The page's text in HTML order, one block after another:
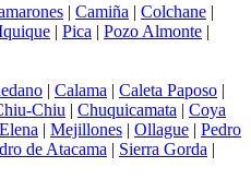
| Camiña | Colchane |
| Pica | Pozo Almonte |
| Calama | Caleta Paposo |
Chiu | Chuquicamata | Coya
| Mejillones | Ollague | Pedro
de Atacama | Sierra Gorda |